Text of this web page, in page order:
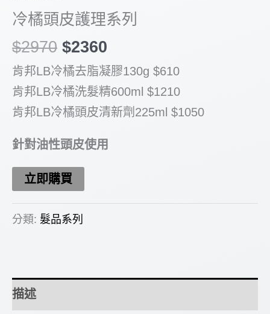
冷橘頭皮護理系列
$2970 原
始
價
格：
$2360
前
價
格：
肯邦LB冷橘去脂凝膠130g $610
肯邦LB冷橘洗髮精600ml $1210
肯邦LB冷橘頭皮清新劑225ml $1050
針對油性頭皮使用
立即購買
分類: 髮品系列
描述